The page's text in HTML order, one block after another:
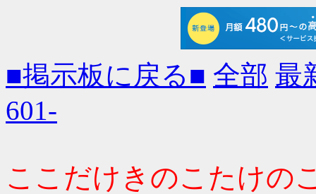
■掲示板に戻る■ 全部 最
601-
ここだけきのこたけ